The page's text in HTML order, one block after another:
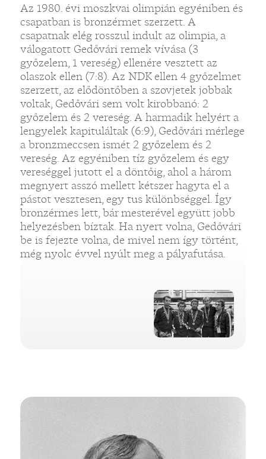
Az 1980. évi moszkvai olimpián egyéniben és
csapatban is bronzérmet szerzett. A
csapatnak elég rosszul indult az olimpia, a
válogatott Gedővári remek vívása (3
győzelem, 1 vereség) ellenére vesztett az
olaszok ellen (7:8). Az NDK ellen 4 győzelmet
szerzett, az elődöntőben a szovjetek jobbak
voltak, Gedővári sem volt kirobbanó: 2
győzelem és 2 vereség. A harmadik helyért a
lengyelek kapituláltak (6:9), Gedővári mérlege
a bronzmeccsen ismét 2 győzelem és 2
vereség. Az egyéniben tíz győzelem és egy
vereséggel jutott el a döntőig, ahol a három
megnyert asszó mellett kétszer hagyta el a
pástot vesztesen, egy tus különbséggel. Így
bronzérmes lett, bár mesterével együtt jobb
helyezésben bíztak. Ha nyert volna, Gedővári
be is fejezte volna, de mivel nem így történt,
még nyolc évvel nyúlt meg a pályafutása.